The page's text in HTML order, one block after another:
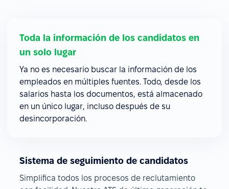
Toda la información de los candidatos en
un solo lugar
Ya no es necesario buscar la información de los
empleados en múltiples fuentes. Todo, desde los
salarios hasta los documentos, está almacenado
en un único lugar, incluso después de su
desincorporación.
Sistema de seguimiento de candidatos
Simplifica todos los procesos de reclutamiento